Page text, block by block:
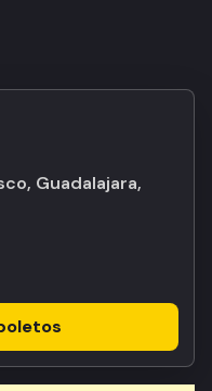
Guadalajara,